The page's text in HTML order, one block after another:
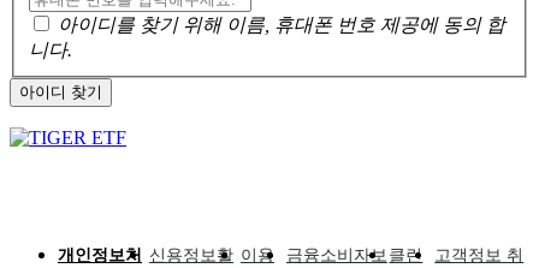
아이디를 찾기 위해 이름, 휴대폰 번호 제공에 동의 합
니다.
아이디 찾기
개인정보처
신용정보활 이용
금융소비자보 클린
고객정보 취